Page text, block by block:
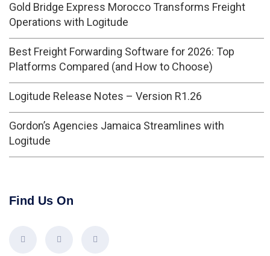
Gold Bridge Express Morocco Transforms Freight
Operations with Logitude
Best Freight Forwarding Software for 2026: Top
Platforms Compared (and How to Choose)
Logitude Release Notes – Version R1.26
Gordon’s Agencies Jamaica Streamlines with
Logitude
Find Us On